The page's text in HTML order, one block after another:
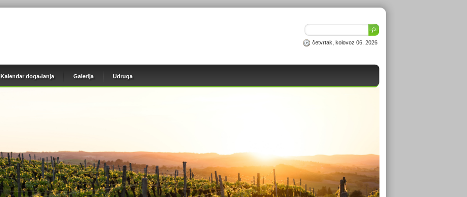
četvrtak, kolovoz 06, 2026
Kalendar događanja Galerija Udruga